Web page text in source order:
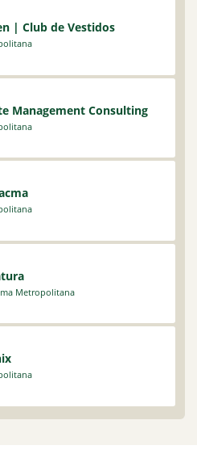
| Club de Vestidos
Management Consulting
Metropolitana